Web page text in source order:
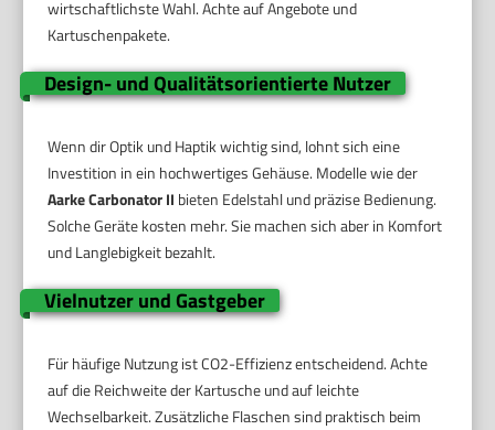
wirtschaftlichste Wahl. Achte auf Angebote und
Kartuschenpakete.
Design- und Qualitätsorientierte Nutzer
Wenn dir Optik und Haptik wichtig sind, lohnt sich eine
Investition in ein hochwertiges Gehäuse. Modelle wie der
Aarke Carbonator II bieten Edelstahl und präzise Bedienung.
Solche Geräte kosten mehr. Sie machen sich aber in Komfort
und Langlebigkeit bezahlt.
Vielnutzer und Gastgeber
Für häufige Nutzung ist CO2-Effizienz entscheidend. Achte
auf die Reichweite der Kartusche und auf leichte
Wechselbarkeit. Zusätzliche Flaschen sind praktisch beim